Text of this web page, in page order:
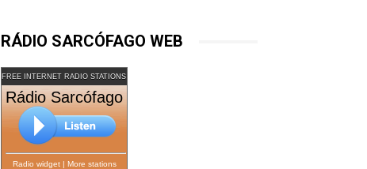
RÁDIO SARCÓFAGO WEB
FREE INTERNET RADIO STATIONS
Rádio Sarcófago
Radio widget| More stations